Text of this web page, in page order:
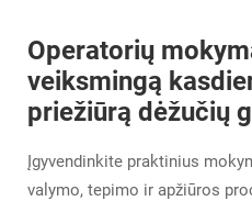
Operatorių
veiksmingą
priežiūrą dėžučių
Įgyvendinkite praktinius
valymo, tepimo ir apžiūros